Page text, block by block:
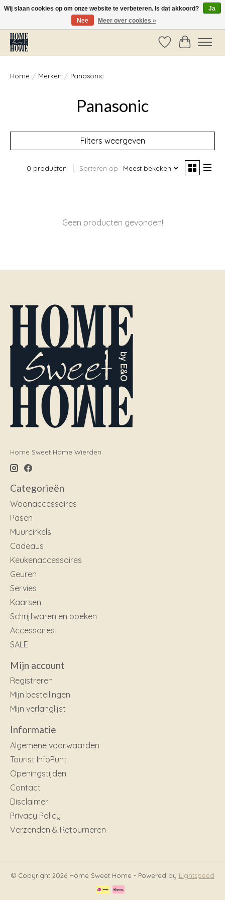
Vóór 14:00 besteld, dezelfde dag verzonden!
Verlanglijst
Home / Merken / Panasonic
Panasonic
Filters weergeven
0 producten Sorteren op Meest bekeken
Geen producten gevonden!
Home Sweet Home Wierden
Categorieën
Woonaccessoires
Pasen
Muurcirkels
Cadeaus
Keukenaccessoires
Geuren
Servies
Kaarsen
Schrijfwaren en boeken
Accessoires
SALE
Mijn account
Registreren
Mijn bestellingen
Mijn verlanglijst
Informatie
Algemene voorwaarden
Tourist InfoPunt
Openingstijden
Contact
Disclaimer
Privacy Policy
Verzenden & Retourneren
© Copyright 2026 Home Sweet Home - Powered by Lightspeed
Wij slaan cookies op om onze website te verbeteren. Is dat akkoord?
Ja
Nee
Meer over cookies »